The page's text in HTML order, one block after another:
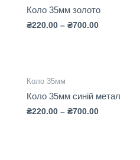
Коло 35мм золото
₴220.00 –₴700.00
Коло 35мм
Коло 35мм синій метал
₴220.00 –₴700.00